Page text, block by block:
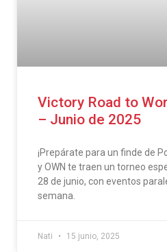
Victory Road to
– Junio de 2025
¡Prepárate para un finde de
y OWN te traen un torneo
28 de junio, con eventos
semana.
Nati 15 junio, 2025